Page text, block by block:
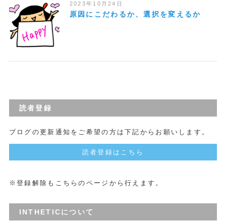
講座・セッション
2023年10月24日
原因にこだわるか、選択を変えるか
読者登録
ブログの更新通知をご希望の方は下記からお願いします。
読者登録はこちら
※登録解除もこちらのページから行えます。
INTHETICについて